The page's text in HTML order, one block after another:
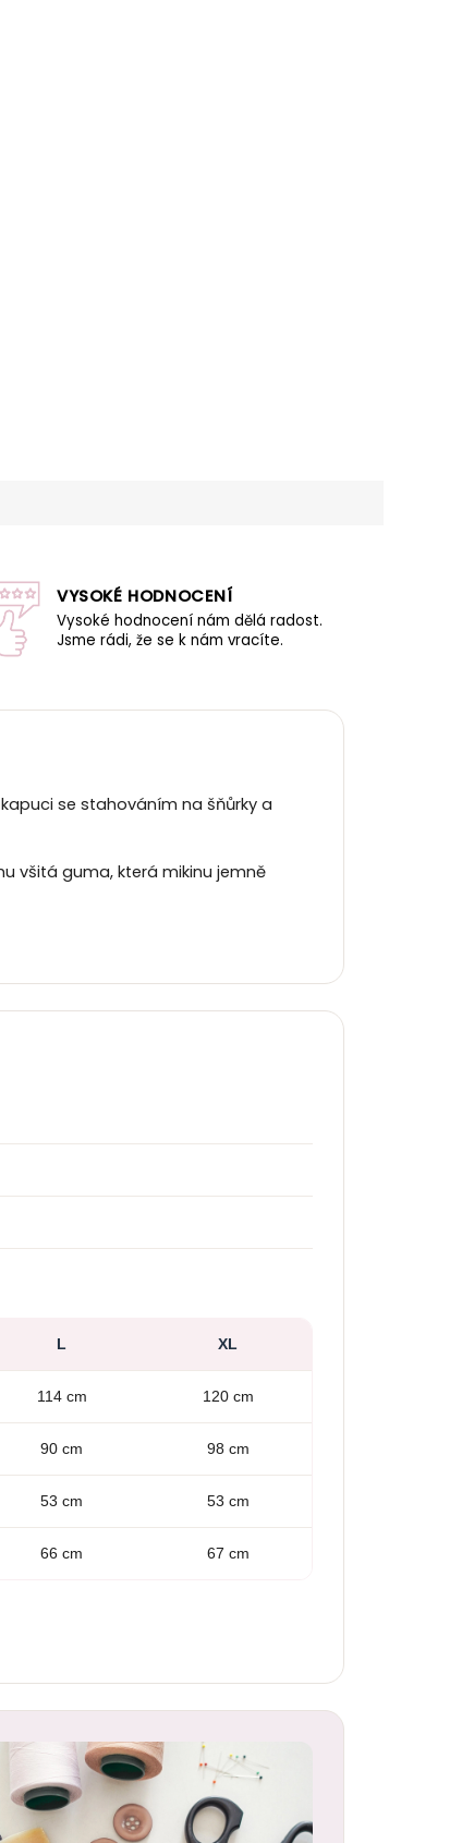
VYSOKÉ HODNOCENÍ
Vysoké hodnocení nám dělá radost.
Jsme rádi, že se k nám vracíte.
se stahováním na šňůrky a
všitá guma, která mikinu jemně
L XL
114 cm 120 cm
90 cm 98 cm
53 cm 53 cm
66 cm 67 cm